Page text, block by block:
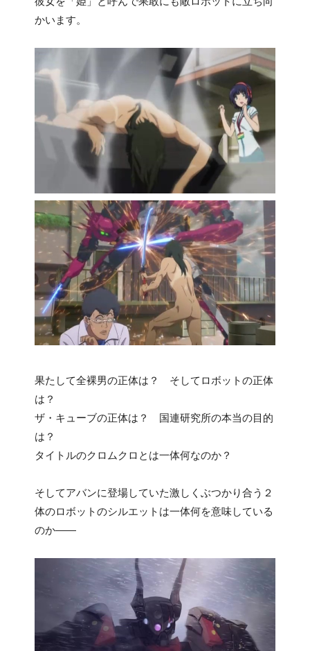
かいます。
果たして全裸男の正体は？ そしてロボットの正体
は？
ザ・キューブの正体は？ 国連研究所の本当の目的
は？
タイトルのクロムクロとは一体何なのか？
そしてアバンに登場していた激しくぶつかり合う２
体のロボットのシルエットは一体何を意味している
のか――